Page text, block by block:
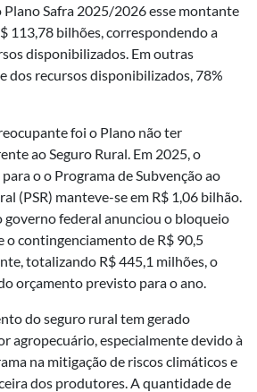
Plano Safra 2025/2026 esse montante
113,78 bilhões, correspondendo a
disponibilizados. Em outras
dos recursos disponibilizados, 78%
foi o Plano não ter
ao Seguro Rural. Em 2025, o
o o Programa de Subvenção ao
(PSR) manteve-se em R$ 1,06 bilhão.
governo federal anunciou o bloqueio
o contingenciamento de R$ 90,5
totalizando R$ 445,1 milhões, o
orçamento previsto para o ano.
do seguro rural tem gerado
agropecuário, especialmente devido à
na mitigação de riscos climáticos e
dos produtores. A quantidade de